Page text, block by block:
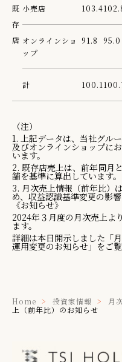
既
存
店
小売店 103.4
オンラインショ
ップ
91.8 95.0
計 100.1
（注）
1. 上記データは、当社グル
及びオンラインショップに
います。
2. 既存店売上は、前年同月
舗を基準に算出しています。
3. 月次売上情報（前年比）
め、収益認識基準変更の影
《お知らせ》
2024年３月度の月次売上よ
ます。
詳細は本日開示しました「
運用変更のお知らせ」をご覧
Home 投資家情報 月
上（前年比）のお知らせ